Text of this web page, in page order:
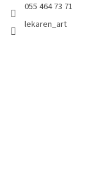
055 464 73 71
lekaren_art